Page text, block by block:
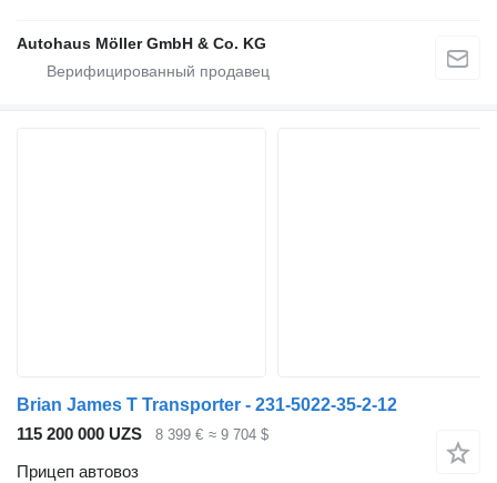
Autohaus Möller GmbH & Co. KG
Brian James T Transporter - 231‐5022‐35‐2‐12
115 200 000 UZS
8 399 € ≈ 9 704 $
Прицеп автовоз